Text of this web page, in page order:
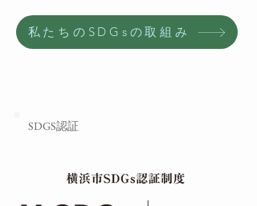
私たちのSDGsの取組み
​SDGS認証